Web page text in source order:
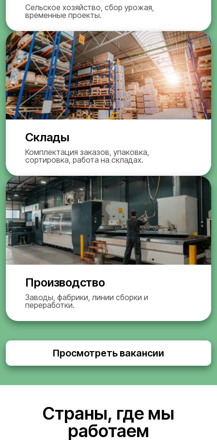
Сельское хозяйство, сбор урожая,
временные проекты.
Склады
Комплектация заказов, упаковка,
сортировка, работа на складах.
Производство
Заводы, фабрики, линии сборки и
переработки.
Просмотреть вакансии
Страны, где мы
работаем